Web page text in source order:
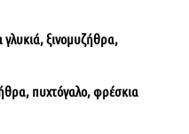
ξινομυζήθρα,
πυχτόγαλο, φρέσκια